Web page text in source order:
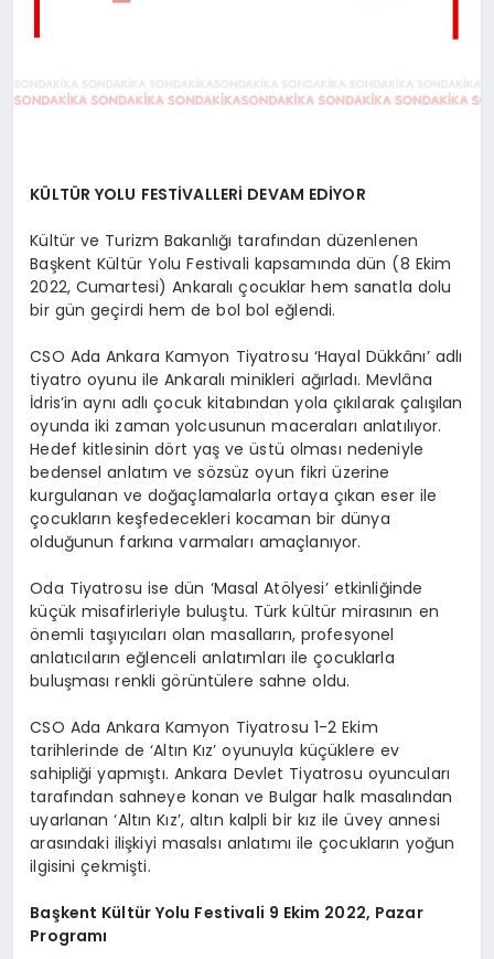
TEKNOLOJI
KÜLTÜR YOLU FESTİVALLERİ DEVAM EDİYOR
Kültür ve Turizm Bakanlığı tarafından düzenlenen
Başkent Kültür Yolu Festivali kapsamında dün (8 Ekim
2022, Cumartesi) Ankaralı çocuklar hem sanatla dolu
bir gün geçirdi hem de bol bol eğlendi.
CSO Ada Ankara Kamyon Tiyatrosu ‘Hayal Dükkânı’ adlı
tiyatro oyunu ile Ankaralı minikleri ağırladı. Mevlâna
İdris’in aynı adlı çocuk kitabından yola çıkılarak çalışılan
oyunda iki zaman yolcusunun maceraları anlatılıyor.
Hedef kitlesinin dört yaş ve üstü olması nedeniyle
bedensel anlatım ve sözsüz oyun fikri üzerine
kurgulanan ve doğaçlamalarla ortaya çıkan eser ile
çocukların keşfedecekleri kocaman bir dünya
olduğunun farkına varmaları amaçlanıyor.
Oda Tiyatrosu ise dün ‘Masal Atölyesi’ etkinliğinde
küçük misafirleriyle buluştu. Türk kültür mirasının en
önemli taşıyıcıları olan masalların, profesyonel
anlatıcıların eğlenceli anlatımları ile çocuklarla
buluşması renkli görüntülere sahne oldu.
CSO Ada Ankara Kamyon Tiyatrosu 1-2 Ekim
tarihlerinde de ‘Altın Kız’ oyunuyla küçüklere ev
sahipliği yapmıştı. Ankara Devlet Tiyatrosu oyuncuları
tarafından sahneye konan ve Bulgar halk masalından
uyarlanan ‘Altın Kız’, altın kalpli bir kız ile üvey annesi
arasındaki ilişkiyi masalsı anlatımı ile çocukların yoğun
ilgisini çekmişti.
Başkent Kültür Yolu Festivali 9 Ekim 2022, Pazar
Programı